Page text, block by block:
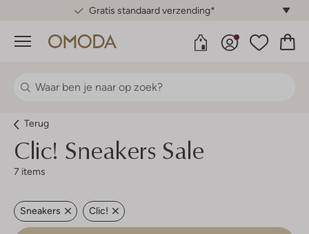
Gratis standaard verzending*
Menu
Terug
Clic! Sneakers Sale
7 items
Sneakers Clic!